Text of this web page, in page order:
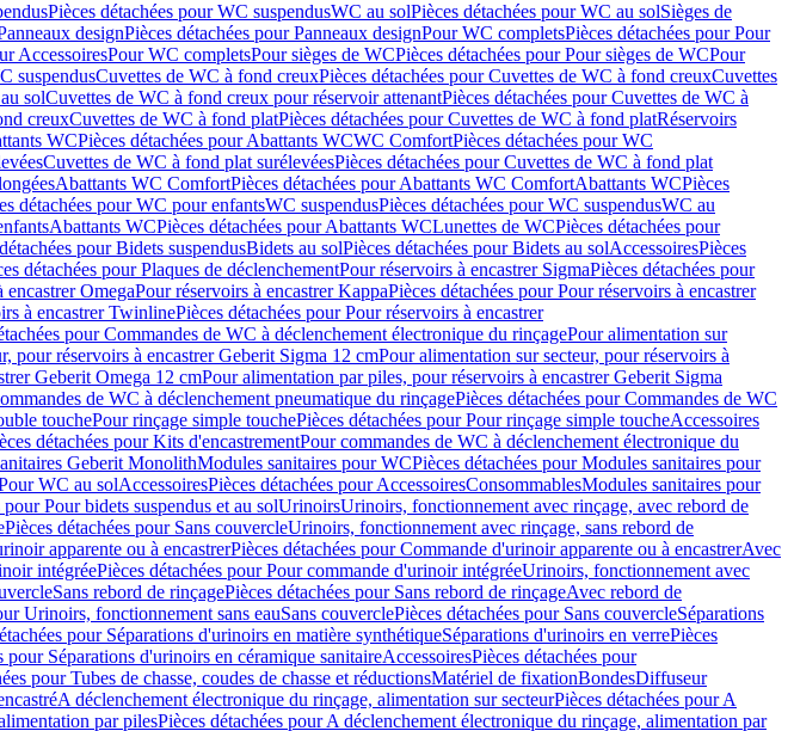
Pièces détachées pour WC suspendusWC au solPièces détachées pour WC au solSièges de
designPièces détachées pour Panneaux designPour WC completsPièces détachées pour Pour
AccessoiresPour WC completsPour sièges de WCPièces détachées pour Pour sièges de WCPour
suspendusCuvettes de WC à fond creuxPièces détachées pour Cuvettes de WC à fond creuxCuvettes
solCuvettes de WC à fond creux pour réservoir attenantPièces détachées pour Cuvettes de WC à
creuxCuvettes de WC à fond platPièces détachées pour Cuvettes de WC à fond platRéservoirs
WCPièces détachées pour Abattants WCWC ComfortPièces détachées pour WC
Cuvettes de WC à fond plat surélevéesPièces détachées pour Cuvettes de WC à fond plat
Abattants WC ComfortPièces détachées pour Abattants WC ComfortAbattants WCPièces
détachées pour WC pour enfantsWC suspendusPièces détachées pour WC suspendusWC au
Abattants WCPièces détachées pour Abattants WCLunettes de WCPièces détachées pour
pour Bidets suspendusBidets au solPièces détachées pour Bidets au solAccessoiresPièces
détachées pour Plaques de déclenchementPour réservoirs à encastrer SigmaPièces détachées pour
encastrer OmegaPour réservoirs à encastrer KappaPièces détachées pour Pour réservoirs à encastrer
à encastrer TwinlinePièces détachées pour Pour réservoirs à encastrer
pour Commandes de WC à déclenchement électronique du rinçagePour alimentation sur
pour réservoirs à encastrer Geberit Sigma 12 cmPour alimentation sur secteur, pour réservoirs à
Geberit Omega 12 cmPour alimentation par piles, pour réservoirs à encastrer Geberit Sigma
de WC à déclenchement pneumatique du rinçagePièces détachées pour Commandes de WC
touchePour rinçage simple touchePièces détachées pour Pour rinçage simple toucheAccessoires
détachées pour Kits d'encastrementPour commandes de WC à déclenchement électronique du
Geberit MonolithModules sanitaires pour WCPièces détachées pour Modules sanitaires pour
WC au solAccessoiresPièces détachées pour AccessoiresConsommablesModules sanitaires pour
pour Pour bidets suspendus et au solUrinoirsUrinoirs, fonctionnement avec rinçage, avec rebord de
Pièces détachées pour Sans couvercleUrinoirs, fonctionnement avec rinçage, sans rebord de
apparente ou à encastrerPièces détachées pour Commande d'urinoir apparente ou à encastrerAvec
intégréePièces détachées pour Pour commande d'urinoir intégréeUrinoirs, fonctionnement avec
Sans rebord de rinçagePièces détachées pour Sans rebord de rinçageAvec rebord de
Urinoirs, fonctionnement sans eauSans couverclePièces détachées pour Sans couvercleSéparations
pour Séparations d'urinoirs en matière synthétiqueSéparations d'urinoirs en verrePièces
pour Séparations d'urinoirs en céramique sanitaireAccessoiresPièces détachées pour
pour Tubes de chasse, coudes de chasse et réductionsMatériel de fixationBondesDiffuseur
A déclenchement électronique du rinçage, alimentation sur secteurPièces détachées pour A
par pilesPièces détachées pour A déclenchement électronique du rinçage, alimentation par